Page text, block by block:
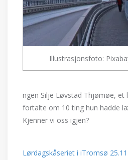
Illustrasjonsfoto:
ngen Silje Løvstad Thjømøe, et
fortalte om 10 ting hun hadde
Kjenner vi oss igjen?
Lørdagskåseriet i iTromsø